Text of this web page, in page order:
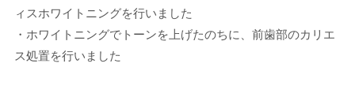
ィスホワイトニングを行いました
・ホワイトニングでトーンを上げたのちに、前歯部のカリエ
ス処置を行いました